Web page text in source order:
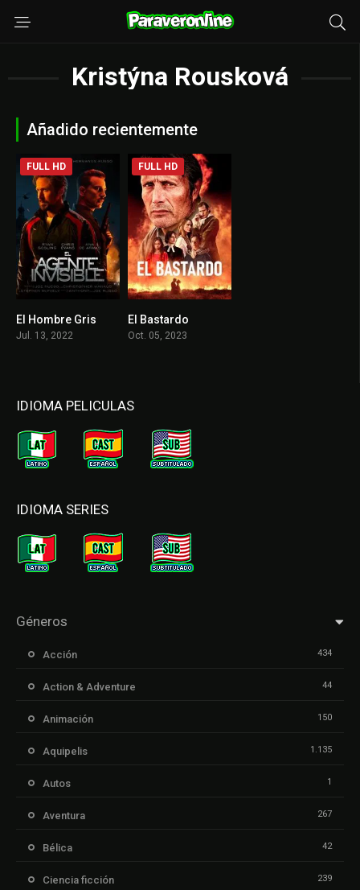
Kristýna Rousková
Añadido recientemente
FULL HD
El Hombre Gris
Jul. 13, 2022
FULL HD
El Bastardo
Oct. 05, 2023
IDIOMA PELICULAS
IDIOMA SERIES
Géneros
Acción 434
Action & Adventure 44
Animación 150
Aquipelis 1.135
Autos 1
Aventura 267
Bélica 42
Ciencia ficción 239